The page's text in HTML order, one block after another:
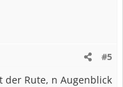
#5
der Rute, n Augenblick